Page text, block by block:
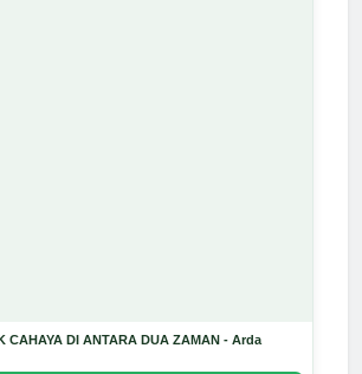
CAHAYA DI ANTARA DUA ZAMAN - Arda